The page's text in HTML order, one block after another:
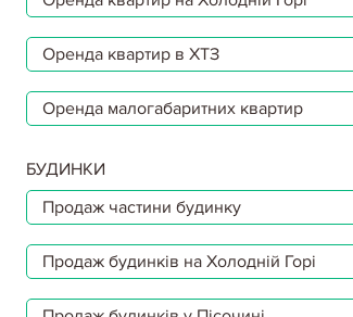
Оренда квартир в ХТЗ
Оренда малогабаритних квартир
БУДИНКИ
Продаж частини будинку
Продаж будинків на Холодній Горі